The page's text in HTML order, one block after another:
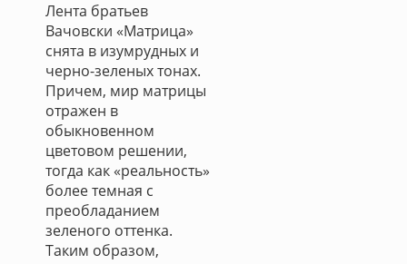
Лента братьев
Вачовски «Матрица»
снята в изумрудных и
черно-зеленых тонах.
Причем, мир матрицы
отражен в
обыкновенном
цветовом решении,
тогда как «реальность»
более темная с
преобладанием
зеленого оттенка.
Таким образом,